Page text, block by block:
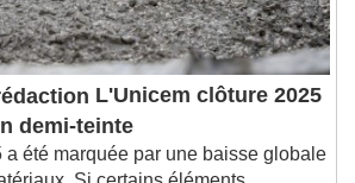
L'Unicem clôture 2025
demi-teinte
été marquée par une baisse globale